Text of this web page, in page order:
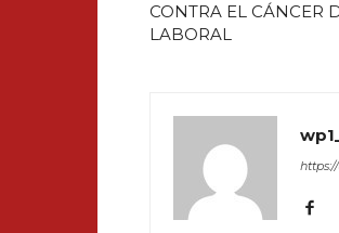
CONTRA EL CÁNCER
LABORAL